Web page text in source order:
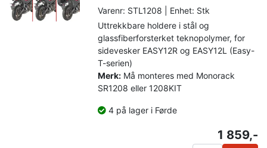
Varenr: STL1208 | Enhet: Stk
Uttrekkbare holdere i stål og
glassfiberforsterket teknopolymer, for
sidevesker EASY12R og EASY12L (Easy-
T-serien)
Merk: Må monteres med Monorack
SR1208 eller 1208KIT
4 på lager i Førde
1 859,-